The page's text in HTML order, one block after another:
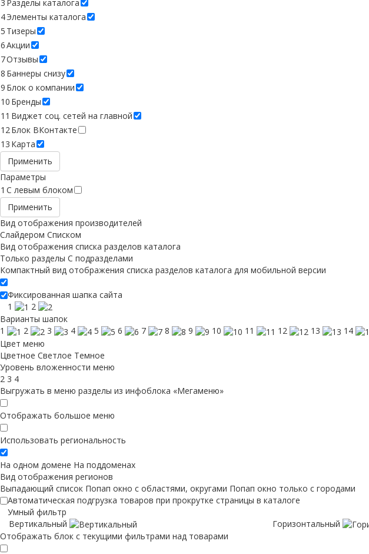
3 Разделы каталога
4Элементы каталога
5 Тизеры
6Акции
7Отзывы
8 Баннеры снизу
9 Блок о компании
10 Бренды
11 Виджет соц. сетей на главной
12Блок ВКонтакте
13 Карта
Применить
Параметры
1 C левым блоком
Применить
Вид отображения производителей
Слайдером Списком
Вид отображения списка разделов каталога
Только разделы С подразделами
Компактный вид отображения списка разделов каталога для мобильной версии
Фиксированная шапка сайта
1
2
Варианты шапок
1
2 3 4 5 6 7 8 9 10 11 12 13 14
Цвет меню
Цветное Светлое Темное
Уровень вложенности меню
2 3 4
Выгружать в меню разделы из инфоблока «Мегаменю»
Отображать большое меню
Использовать региональность
На одном домене На поддоменах
Вид отображения регионов
Выпадающий список Попап окно c областями, округами Попап окно только с городами
Автоматическая подгрузка товаров при прокрутке страницы в каталоге
Умный фильтр
Вертикальный
Горизонтальный
Отображать блок с текущими фильтрами над товарами